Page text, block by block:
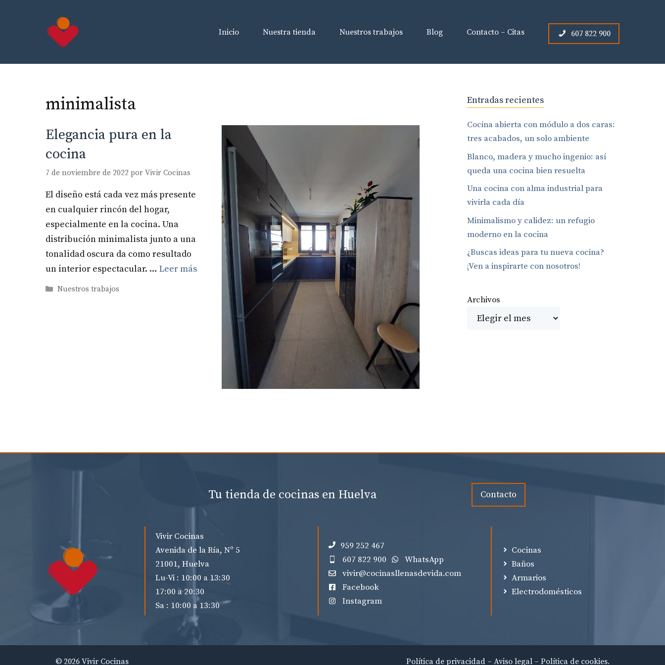
Inicio Nuestra tienda Nuestros trabajos Blog Contacto – Citas 607 822 900
minimalista
Elegancia pura en la
cocina
7 de noviembre de 2022 por Vivir Cocinas
El diseño está cada vez más presente
en cualquier rincón del hogar,
especialmente en la cocina. Una
distribución minimalista junto a una
tonalidad oscura da como resultado
un interior espectacular. … Leer más
Categorías
Nuestros trabajos
Entradas recientes
Cocina abierta con módulo a dos caras:
tres acabados, un solo ambiente
Blanco, madera y mucho ingenio: así
queda una cocina bien resuelta
Una cocina con alma industrial para
vivirla cada día
Minimalismo y calidez: un refugio
moderno en la cocina
¿Buscas ideas para tu nueva cocina?
¡Ven a inspirarte con nosotros!
Archivos
Tu tienda de cocinas en Huelva Contacto
Vivir Cocinas
Avenida de la Ría, Nº 5
21001, Huelva
Lu-Vi : 10:00 a 13:30
17:00 a 20:30
Sa : 10:00 a 13:30
959 252 467
607 822 900
WhatsApp
vivir@cocinasllenasdevida.com
Facebook
Instagram
Cocinas
Baños
Armarios
Electrodomésticos
Política de privacidad – Aviso legal – Política de cookies.
© 2026 Vivir Cocinas